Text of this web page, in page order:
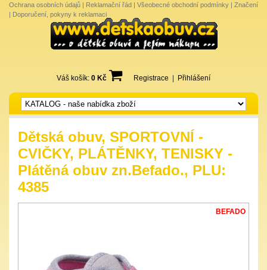
Ochrana osobních údajů | Reklamační řád | Všeobecné obchodní podmínky | Značení
| Doporučení, pokyny k reklamaci
Váš košík: 0 Kč Registrace Přihlášení
Dětská obuv, SPORTOVNÍ -
CVIČKY, PLÁTĚNKY, TENISKY -
Plátěná obuv zn.Befado., PLU:
4385
BEFADO